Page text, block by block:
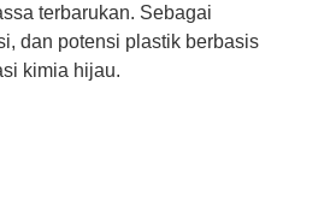
terbarukan. Sebagai
dan potensi plastik berbasis
kimia hijau.